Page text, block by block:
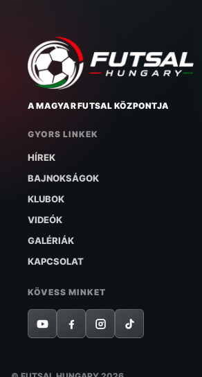
A MAGYAR FUTSAL KÖZPONTJA
GYORS LINKEK
HÍREK
BAJNOKSÁGOK
KLUBOK
VIDEÓK
GALÉRIÁK
KAPCSOLAT
KÖVESS MINKET